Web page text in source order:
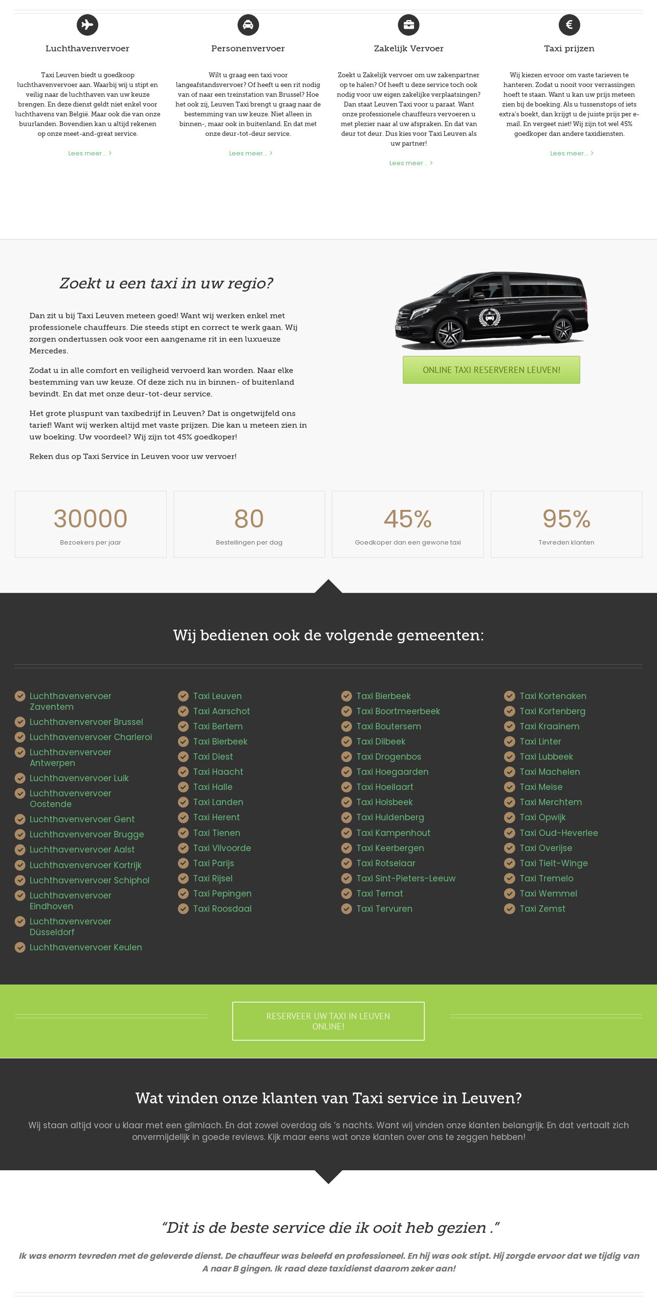
Luchthavenvervoer
Taxi Leuven biedt u goedkoop
luchthavenvervoer aan. Waarbij wij u stipt en
veilig naar de luchthaven van uw keuze
brengen. En deze dienst geldt niet enkel voor
luchthavens van België. Maar ook die van onze
buurlanden. Bovendien kan u altijd rekenen
op onze meet-and-great service.
Lees meer...
Personenvervoer
Wilt u graag een taxi voor
langeafstandsvervoer? Of heeft u een rit nodig
van of naar een treinstation van Brussel? Hoe
het ook zij, Leuven Taxi brengt u graag naar de
bestemming van uw keuze. Niet alleen in
binnen-, maar ook in buitenland. En dat met
onze deur-tot-deur service.
Lees meer...
Zakelijk Vervoer
Zoekt u Zakelijk vervoer om uw zakenpartner
op te halen? Of heeft u deze service toch ook
nodig voor uw eigen zakelijke verplaatsingen?
Dan staat Leuven Taxi voor u paraat. Want
onze professionele chauffeurs vervoeren u
met plezier naar al uw afspraken. En dat van
deur tot deur. Dus kies voor Taxi Leuven als
uw partner!
Lees meer...
Taxi prijzen
Wij kiezen ervoor om vaste tarieven te
hanteren. Zodat u nooit voor verrassingen
hoeft te staan. Want u kan uw prijs meteen
zien bij de boeking. Als u tussenstops of iets
extra’s boekt, dan krijgt u de juiste prijs per e-
mail. En vergeet niet! Wij zijn tot wel 45%
goedkoper dan andere taxidiensten.
Lees meer...
Zoekt u een taxi in uw regio?
Dan zit u bij Taxi Leuven meteen goed! Want wij werken enkel met
professionele chauffeurs. Die steeds stipt en correct te werk gaan. Wij
zorgen ondertussen ook voor een aangename rit in een luxueuze
Mercedes.
Zodat u in alle comfort en veiligheid vervoerd kan worden. Naar elke
bestemming van uw keuze. Of deze zich nu in binnen- of buitenland
bevindt. En dat met onze deur-tot-deur service.
Het grote pluspunt van taxibedrijf in Leuven? Dat is ongetwijfeld ons
tarief! Want wij werken altijd met vaste prijzen. Die kan u meteen zien in
uw boeking. Uw voordeel? Wij zijn tot 45% goedkoper!
Reken dus op Taxi Service in Leuven voor uw vervoer!
ONLINE TAXI RESERVEREN LEUVEN!
30000
Bezoekers per jaar
80
Bestellingen per dag
45%
Goedkoper dan een gewone taxi
95%
Tevreden klanten
Wij bedienen ook de volgende gemeenten:
Luchthavenvervoer
Zaventem
Luchthavenvervoer Brussel
Luchthavenvervoer Charleroi
Luchthavenvervoer
Antwerpen
Luchthavenvervoer Luik
Luchthavenvervoer
Oostende
Luchthavenvervoer Gent
Luchthavenvervoer Brugge
Luchthavenvervoer Aalst
Luchthavenvervoer Kortrijk
Luchthavenvervoer Schiphol
Luchthavenvervoer
Eindhoven
Luchthavenvervoer
Düsseldorf
Luchthavenvervoer Keulen
Taxi Leuven
Taxi Aarschot
Taxi Bertem
Taxi Bierbeek
Taxi Diest
Taxi Haacht
Taxi Halle
Taxi Landen
Taxi Herent
Taxi Tienen
Taxi Vilvoorde
Taxi Parijs
Taxi Rijsel
Taxi Pepingen
Taxi Roosdaal
Taxi Bierbeek
Taxi Boortmeerbeek
Taxi Boutersem
Taxi Dilbeek
Taxi Drogenbos
Taxi Hoegaarden
Taxi Hoeilaart
Taxi Holsbeek
Taxi Huldenberg
Taxi Kampenhout
Taxi Keerbergen
Taxi Rotselaar
Taxi Sint-Pieters-Leeuw
Taxi Ternat
Taxi Tervuren
Taxi Kortenaken
Taxi Kortenberg
Taxi Kraainem
Taxi Linter
Taxi Lubbeek
Taxi Machelen
Taxi Meise
Taxi Merchtem
Taxi Opwijk
Taxi Oud-Heverlee
Taxi Overijse
Taxi Tielt-Winge
Taxi Tremelo
Taxi Wemmel
Taxi Zemst
RESERVEER UW TAXI IN LEUVEN
ONLINE!
Wat vinden onze klanten van Taxi service in Leuven?
Wij staan altijd voor u klaar met een glimlach. En dat zowel overdag als ’s nachts. Want wij vinden onze klanten belangrijk. En dat vertaalt zich
onvermijdelijk in goede reviews. Kijk maar eens wat onze klanten over ons te zeggen hebben!
“Dit is de beste service die ik ooit heb gezien .”
Ik was enorm tevreden met de geleverde dienst. De chauffeur was beleefd en professioneel. En hij was ook stipt. Hij zorgde ervoor dat we tijdig van
A naar B gingen. Ik raad deze taxidienst daarom zeker aan!